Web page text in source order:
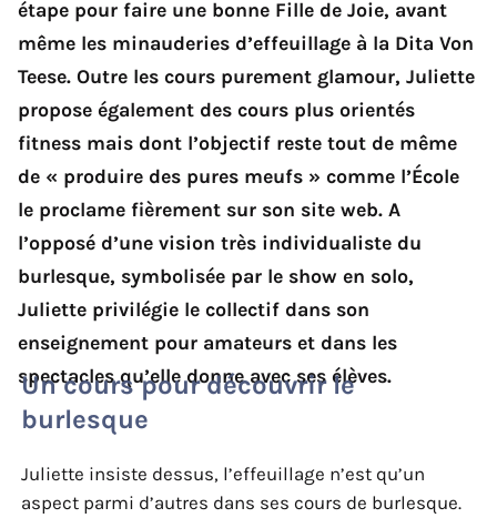
étape pour faire une bonne Fille de Joie, avant
même les minauderies d’effeuillage à la Dita Von
Teese. Outre les cours purement glamour, Juliette
propose également des cours plus orientés
fitness mais dont l’objectif reste tout de même
de « produire des pures meufs » comme l’École
le proclame fièrement sur son site web. A
l’opposé d’une vision très individualiste du
burlesque, symbolisée par le show en solo,
Juliette privilégie le collectif dans son
enseignement pour amateurs et dans les
spectacles qu’elle donne avec ses élèves.
Un cours pour découvrir le
burlesque
Juliette insiste dessus, l’effeuillage n’est qu’un
aspect parmi d’autres dans ses cours de burlesque.